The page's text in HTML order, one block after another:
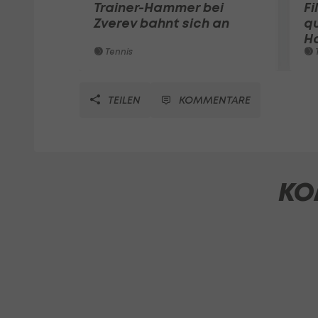
Trainer-Hammer bei
Zverev bahnt sich an
Tennis
TEILEN KOMMENTARE